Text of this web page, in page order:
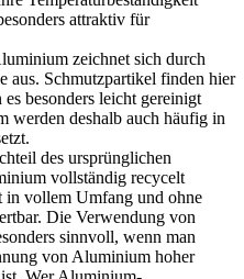
attraktiv für
zeichnet sich durch
aus. Schmutzpartikel finden hier
besonders leicht gereinigt
werden deshalb auch häufig in
des ursprünglichen
vollständig recycelt
in vollem Umfang und ohne
Die Verwendung von
sinnvoll, wenn man
von Aluminium hoher